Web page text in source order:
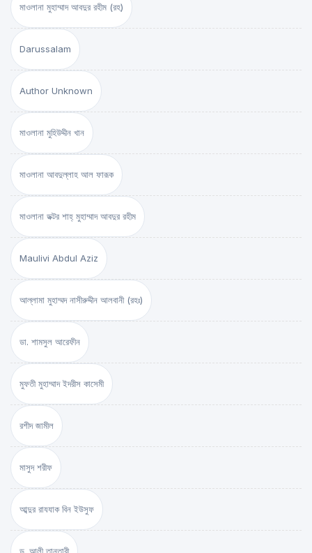
মাওলানা মুহাম্মাদ আবদুর রহীম (রহ)
Darussalam
Author Unknown
মাওলানা মুহিউদ্দীন খান
মাওলানা আবদুল্লাহ আল ফারূক
মাওলানা ডক্টর শাহ্‌ মুহাম্মাদ আবদুর রহীম
Maulivi Abdul Aziz
আল্লামা মুহাম্মদ নাসীরুদ্দীন আলবানী (রহঃ)
ডা. শামসুল আরেফীন
মুফতী মুহাম্মাদ ইদরীস কাসেমী
রশীদ জামীল
মাসুদ শরীফ
আব্দুর রাযযাক বিন ইউসুফ
ড. আলী তানতাবী